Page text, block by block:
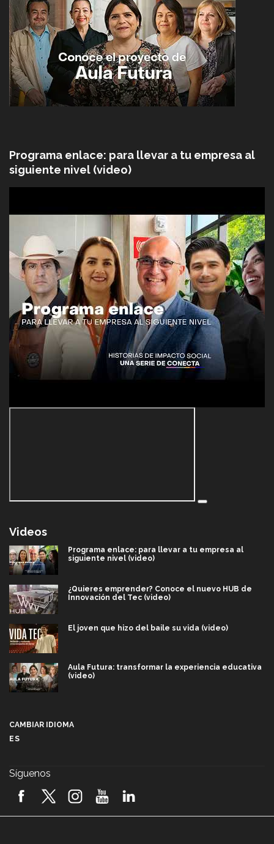
Programa enlace: para llevar a tu empresa al
siguiente nivel (video)
Videos
Programa enlace: para llevar a tu empresa al
siguiente nivel (video)
¿Quieres emprender? Conoce el nuevo HUB de
Innovación del Tec (video)
El joven que hizo del baile su vida (video)
Aula Futura: transformar la experiencia educativa
(video)
2026! (video)
CAMBIAR IDIOMA
ES
Síguenos